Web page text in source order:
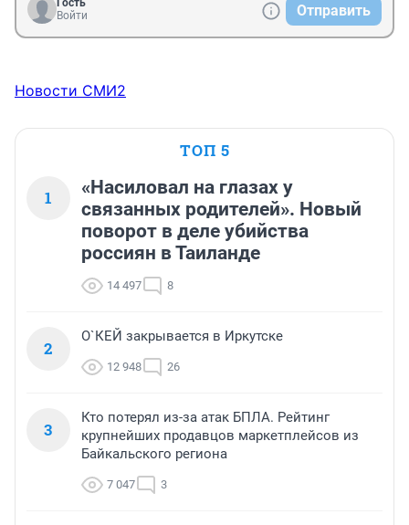
Войти
Отправить
Новости СМИ2
ТОП 5
1
«Насиловал на глазах у
связанных родителей». Новый
поворот в деле убийства
россиян в Таиланде
14 497 8
2
О`КЕЙ закрывается в Иркутске
12 948 26
3
Кто потерял из-за атак БПЛА. Рейтинг
крупнейших продавцов маркетплейсов из
Байкальского региона
7 047 3